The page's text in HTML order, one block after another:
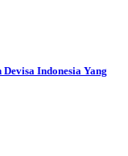
Indonesia Yang